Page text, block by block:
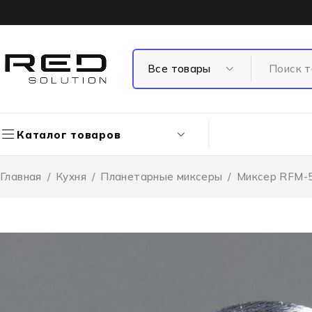
Каталог товаров
Главная / Кухня / Планетарные миксеры / Миксер RFM-